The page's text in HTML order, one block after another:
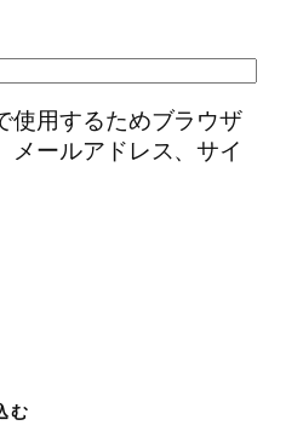
使用するためブラウザ
メールアドレス、サイ
む